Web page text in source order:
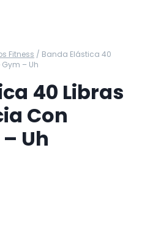
Fitness / Banda Elástica 40
– Uh
40 Libras
Con
Uh